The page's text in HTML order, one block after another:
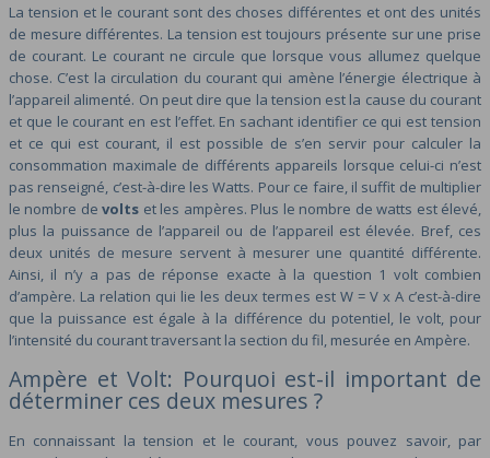
La tension et le courant sont des choses différentes et ont des unités
de mesure différentes. La tension est toujours présente sur une prise
de courant. Le courant ne circule que lorsque vous allumez quelque
chose. C’est la circulation du courant qui amène l’énergie électrique à
l’appareil alimenté. On peut dire que la tension est la cause du courant
et que le courant en est l’effet. En sachant identifier ce qui est tension
et ce qui est courant, il est possible de s’en servir pour calculer la
consommation maximale de différents appareils lorsque celui-ci n’est
pas renseigné, c’est-à-dire les Watts. Pour ce faire, il suffit de multiplier
le nombre devolts et les ampères. Plus le nombre de watts est élevé,
plus la puissance de l’appareil ou de l’appareil est élevée. Bref, ces
deux unités de mesure servent à mesurer une quantité différente.
Ainsi, il n’y a pas de réponse exacte à la question 1 volt combien
d’ampère. La relation qui lie les deux termes est W = V x A c’est-à-dire
que la puissance est égale à la différence du potentiel, le volt, pour
l’intensité du courant traversant la section du fil, mesurée en Ampère.
Ampère et Volt: Pourquoi est-il important de
déterminer ces deux mesures ?
En connaissant la tension et le courant, vous pouvez savoir, par